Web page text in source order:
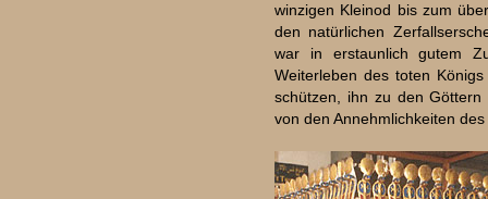
winzigen Kleinod bis zum
den natürlichen
war in erstaunlich gutem
Weiterleben des toten
schützen, ihn zu den
von den Annehmlichkeiten